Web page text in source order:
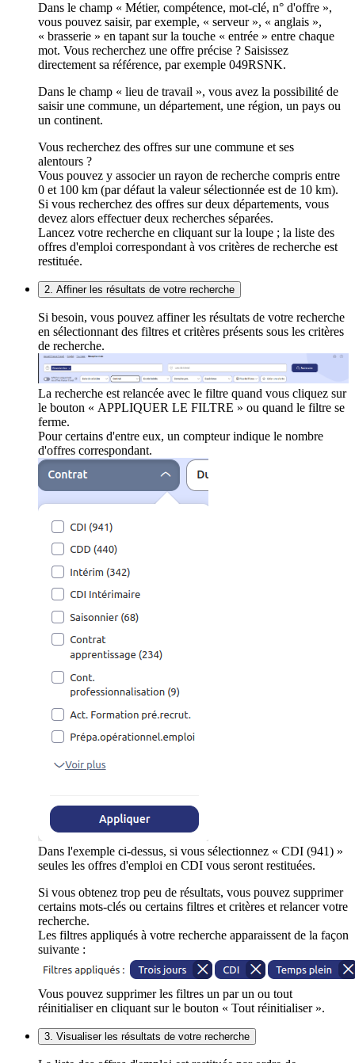
Dans le champ « Métier, compétence, mot-clé, n° d'offre »,
vous pouvez saisir, par exemple, « serveur », « anglais »,
« brasserie » en tapant sur la touche « entrée » entre chaque
mot. Vous recherchez une offre précise ? Saisissez
directement sa référence, par exemple 049RSNK.
Dans le champ « lieu de travail », vous avez la possibilité de
saisir une commune, un département, une région, un pays ou
un continent.
Vous recherchez des offres sur une commune et ses
alentours ?
Vous pouvez y associer un rayon de recherche compris entre
0 et 100 km (par défaut la valeur sélectionnée est de 10 km).
Si vous recherchez des offres sur deux départements, vous
devez alors effectuer deux recherches séparées.
Lancez votre recherche en cliquant sur la loupe ; la liste des
offres d'emploi correspondant à vos critères de recherche est
restituée.
2. Affiner les résultats de votre recherche
Si besoin, vous pouvez affiner les résultats de votre recherche
en sélectionnant des filtres et critères présents sous les critères
de recherche.
La recherche est relancée avec le filtre quand vous cliquez sur
le bouton « APPLIQUER LE FILTRE » ou quand le filtre se
ferme.
Pour certains d'entre eux, un compteur indique le nombre
d'offres correspondant.
Dans l'exemple ci-dessus, si vous sélectionnez « CDI (941) »
seules les offres d'emploi en CDI vous seront restituées.
Si vous obtenez trop peu de résultats, vous pouvez supprimer
certains mots-clés ou certains filtres et critères et relancer votre
recherche.
Les filtres appliqués à votre recherche apparaissent de la façon
suivante :
Vous pouvez supprimer les filtres un par un ou tout
réinitialiser en cliquant sur le bouton « Tout réinitialiser ».
3. Visualiser les résultats de votre recherche